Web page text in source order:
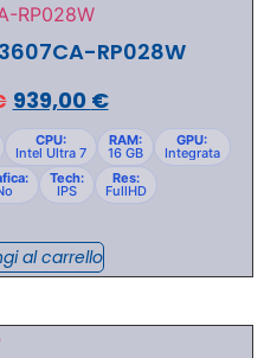
RP028W
939,00 €
CPU:
Intel Ultra 7
RAM:
16 GB
GPU:
Integrata
Tech:
IPS
Res:
FullHD
al carrello